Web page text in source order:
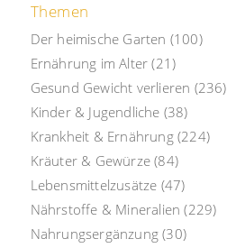
Themen
Der heimische Garten (100)
Ernährung im Alter (21)
Gesund Gewicht verlieren (236)
Kinder & Jugendliche (38)
Krankheit & Ernährung(224)
Kräuter & Gewürze (84)
Lebensmittelzusätze (47)
Nährstoffe & Mineralien (229)
Nahrungsergänzung (30)